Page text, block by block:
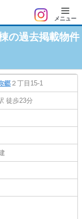
メニュー
の過去掲載物件
郷 ２丁目15-1
徒歩23分